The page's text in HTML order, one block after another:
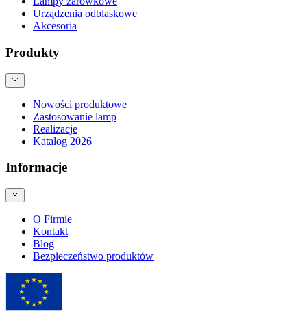
Urządzenia odblaskowe
Akcesoria
Produkty
Nowości produktowe
Zastosowanie lamp
Realizacje
Katalog 2026
Informacje
O Firmie
Kontakt
Blog
Bezpieczeństwo produktów